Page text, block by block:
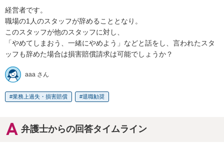
経営者です。
職場の1人のスタッフが辞めることとなり。
このスタッフが他のスタッフに対し、
「やめてしまおう、一緒にやめよう」などと話をし、言われたスタ
ッフも辞めた場合は損害賠償請求は可能でしょうか？
aaa さん
業務上過失・損害賠償 退職勧奨
弁護士からの回答タイムライン